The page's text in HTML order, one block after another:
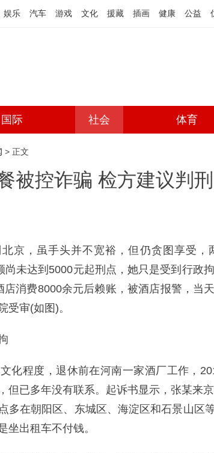
娱乐 汽车 游戏 文化 援藏 插画 健康 公益
国际 社会 体育
> 正文
被控诈骗 检方建议判
京，虽手头并不宽裕，但仍贪图享受，
尚未达到5000元起刑点，她只是受到行政
店消费8000余元后赖账，被酒店报警，当
受审(如图)。
化程度，退休前在河南一家酒厂工作，
但已多年没有联系。起诉书显示，张某来
多在朝阳区、东城区、海淀区和石景山区
坐出租车不付钱。